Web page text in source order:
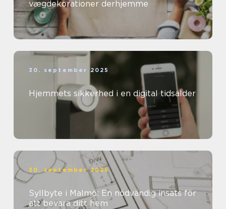
vægdekorationer derhjemme
30. september 2025
Hjemmets sikkerhed i en digital tidsalder
30. september 2025
Syllbyte i Malmö: En nödvändig insats för
att bevara ditt hem